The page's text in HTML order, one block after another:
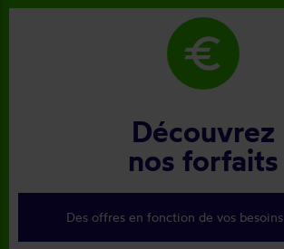
euro
Découvrez
nos forfaits
Des offres en fonction de vos besoins